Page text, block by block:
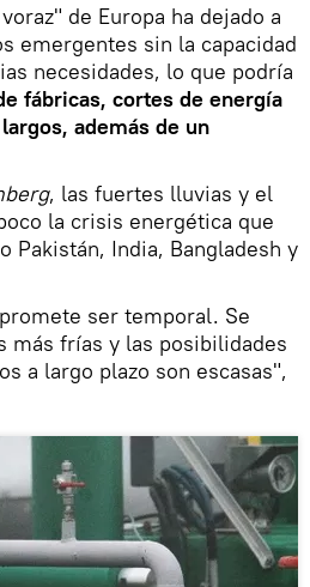
de Europa ha dejado a
emergentes sin la capacidad
necesidades, lo que podría
fábricas, cortes de energía
además de un
, las fuertes lluvias y el
la crisis energética que
Pakistán, India, Bangladesh y
ser temporal. Se
más frías y las posibilidades
a largo plazo son escasas",